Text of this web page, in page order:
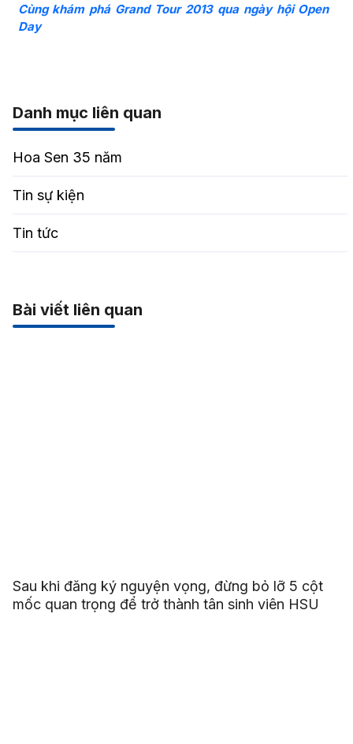
Cùng khám phá Grand Tour 2013 qua ngày hội Open
Day
Danh mục liên quan
Hoa Sen 35 năm
Tin sự kiện
Tin tức
Bài viết liên quan
Sau khi đăng ký nguyện vọng, đừng bỏ lỡ 5 cột
mốc quan trọng để trở thành tân sinh viên HSU